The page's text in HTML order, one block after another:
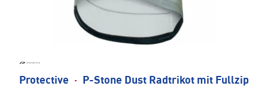
Protective · P-Stone Dust Radtrikot mit Fullzip